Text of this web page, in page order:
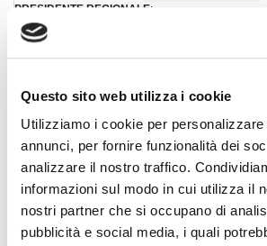
Questo sito web utilizza i cookie
Utilizziamo i cookie per
annunci, per fornire funzionalità dei
analizzare il nostro traffico.
informazioni sul modo in cui utilizza il
nostri partner che si occupano di
pubblicità e social media, i quali
PRESIDENTE REGIONALE:
GAGLIARDO VITO
Indirizzo
VIA DEI MILLE, 61
+39 081 261695
Fax:
segreteria@campania.fiaip.it
Orario: